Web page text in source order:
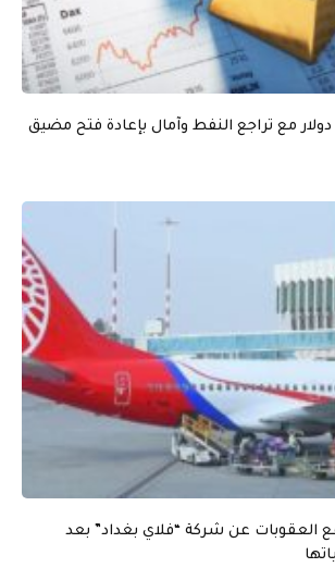
الذهب يتجاوز 4300 دولار مع تراجع النفط وآمال بإعادة فتح مضيق
العقوبات عن شركة “فلاي بغداد” بعد